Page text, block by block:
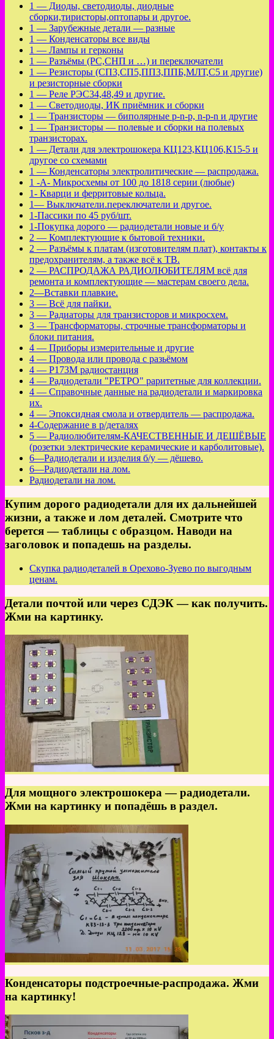
1 — Диоды, светодиоды, диодные
сборки,тиристоры,оптопары и другое.
1 — Зарубежные детали — разные
1 — Конденсаторы все виды
1 — Лампы и герконы
1 — Разъёмы (РС,СНП и …) и переключатели
1 — Резисторы (СП3,СП5,ПП3,ППБ,МЛТ,С5 и другие)
и резисторные сборки
1 — Реле РЭС34,48,49 и другие.
1 — Светодиоды, ИК приёмник и сборки
1 — Транзисторы — биполярные p-n-p, n-p-n и другие
1 — Транзисторы — полевые и сборки на полевых
транзисторах.
1 — Детали для электрошокера КЦ123,КЦ106,К15-5 и
другое со схемами
1 — Конденсаторы электролитические — распродажа.
1 -А- Микросхемы от 100 до 1818 серии (любые)
1- Кварци и ферритовые кольца.
1— Выключатели.переключатели и другое.
1-Пассики по 45 руб/шт.
1-Покупка дорого — радиодетали новые и б/у
2 — Комплектующие к бытовой техники.
2 — Разъёмы к платам (изготовителям плат), контакты к
предохранителям, а также всё к ТВ.
2 — РАСПРОДАЖА РАДИОЛЮБИТЕЛЯМ всё для
ремонта и комплектующие — мастерам своего дела.
2—Вставки плавкие.
3 — Всё для пайки.
3 — Радиаторы для транзисторов и микросхем.
3 — Трансформаторы, строчные трансформаторы и
блоки питания.
4 — Приборы измерительные и другие
4 — Провода или провода с разьёмом
4 — Р173М радиостанция
4 — Радиодетали "РЕТРО" раритетные для коллекции.
4 — Справочные данные на радиодетали и маркировка
их.
4 — Эпоксидная смола и отвердитель — распродажа.
4-Содержание в р/деталях
5 — Радиолюбителям-КАЧЕСТВЕННЫЕ И ДЕШЁВЫЕ
(розетки электрические керамические и карболитовые).
6—Радиодетали и изделия б/у — дёшево.
6—Радиодетали на лом.
Радиодетали на лом.
Купим дорого радиодетали для их дальнейшей
жизни, а также и лом деталей. Смотрите что
берется — таблицы с образцом. Наводи на
заголовок и попадешь на разделы.
Скупка радиодеталей в Орехово-Зуево по выгодным
ценам.
Детали почтой или через СДЭК — как получить.
Жми на картинку.
Для мощного электрошокера — радиодетали.
Жми на картинку и попадёшь в раздел.
Конденсаторы подстроечные-распродажа. Жми
на картинку!